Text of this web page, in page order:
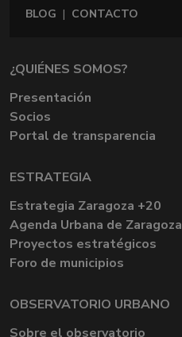
BLOG | CONTACTO
¿QUIÉNES SOMOS?
Presentación
Socios
Portal de transparencia
ESTRATEGIA
Estrategia Zaragoza +20
Agenda Urbana de Zaragoza
Proyectos estratégicos
Foro de municipios
OBSERVATORIO URBANO
Sobre el observatorio